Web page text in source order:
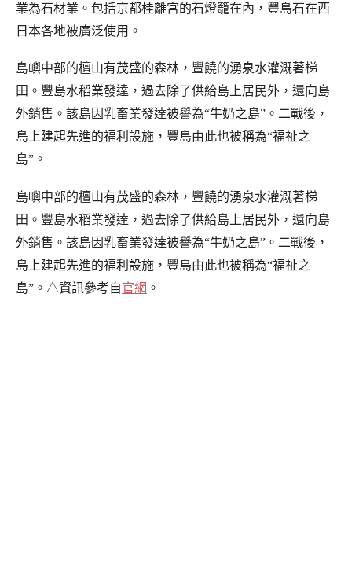
業為石材業。包括京都桂離宮的石燈籠在內，豐島石在西
日本各地被廣泛使用。
島嶼中部的檀山有茂盛的森林，豐饒的湧泉水灌溉著梯
田。豐島水稻業發達，過去除了供給島上居民外，還向島
外銷售。該島因乳畜業發達被譽為“牛奶之島”。二戰後，
島上建起先進的福利設施，豐島由此也被稱為“福祉之
島”。
島嶼中部的檀山有茂盛的森林，豐饒的湧泉水灌溉著梯
田。豐島水稻業發達，過去除了供給島上居民外，還向島
外銷售。該島因乳畜業發達被譽為“牛奶之島”。二戰後，
島上建起先進的福利設施，豐島由此也被稱為“福祉之
島”。△資訊參考自官網 。